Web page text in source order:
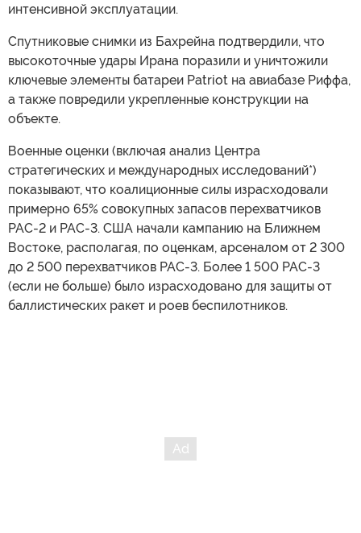
интенсивной эксплуатации.
Спутниковые снимки из Бахрейна подтвердили, что
высокоточные удары Ирана поразили и уничтожили
ключевые элементы батареи Patriot на авиабазе Риффа,
а также повредили укрепленные конструкции на
объекте.
Военные оценки (включая анализ Центра
стратегических и международных исследований*)
показывают, что коалиционные силы израсходовали
примерно 65% совокупных запасов перехватчиков
PAC-2 и PAC-3. США начали кампанию на Ближнем
Востоке, располагая, по оценкам, арсеналом от 2 300
до 2 500 перехватчиков PAC-3. Более 1 500 PAC-3
(если не больше) было израсходовано для защиты от
баллистических ракет и роев беспилотников.